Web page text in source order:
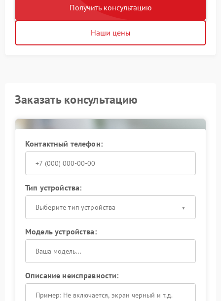
Получить консультацию
Наши цены
Заказать консультацию
Контактный телефон:
Тип устройства:
Выберите тип устройства
Модель устройства:
Описание неисправности: